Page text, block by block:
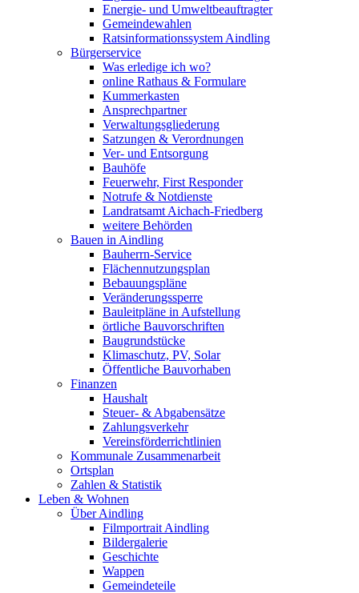
Energie- und Umweltbeauftragter
Gemeindewahlen
Ratsinformationssystem Aindling
Bürgerservice
Was erledige ich wo?
online Rathaus & Formulare
Kummerkasten
Ansprechpartner
Verwaltungsgliederung
Satzungen & Verordnungen
Ver- und Entsorgung
Bauhöfe
Feuerwehr, First Responder
Notrufe & Notdienste
Landratsamt Aichach-Friedberg
weitere Behörden
Bauen in Aindling
Bauherrn-Service
Flächennutzungsplan
Bebauungspläne
Veränderungssperre
Bauleitpläne in Aufstellung
örtliche Bauvorschriften
Baugrundstücke
Klimaschutz, PV, Solar
Öffentliche Bauvorhaben
Finanzen
Haushalt
Steuer- & Abgabensätze
Zahlungsverkehr
Vereinsförderrichtlinien
Kommunale Zusammenarbeit
Ortsplan
Zahlen & Statistik
Leben & Wohnen
Über Aindling
Filmportrait Aindling
Bildergalerie
Geschichte
Wappen
Gemeindeteile